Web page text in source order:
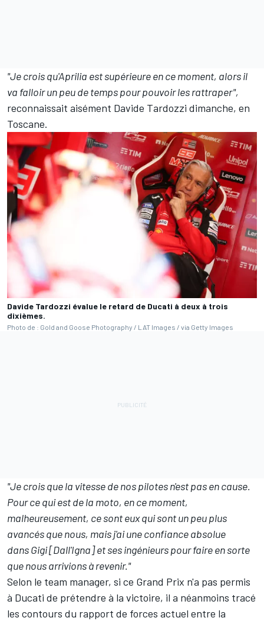
"Je crois qu'Aprilia est supérieure en ce moment, alors il
va falloir un peu de temps pour pouvoir les rattraper",
reconnaissait aisément Davide Tardozzi dimanche, en
Toscane.
Davide Tardozzi évalue le retard de Ducati à deux à trois
dixièmes.
Photo de : Gold and Goose Photography / LAT Images / via Getty Images
"Je crois que la vitesse de nos pilotes n'est pas en cause.
Pour ce qui est de la moto, en ce moment,
malheureusement, ce sont eux qui sont un peu plus
avancés que nous, mais j'ai une confiance absolue
dans Gigi [Dall'Igna] et ses ingénieurs pour faire en sorte
que nous arrivions à revenir."
Selon le team manager, si ce Grand Prix n'a pas permis
à Ducati de prétendre à la victoire, il a néanmoins tracé
les contours du rapport de forces actuel entre la